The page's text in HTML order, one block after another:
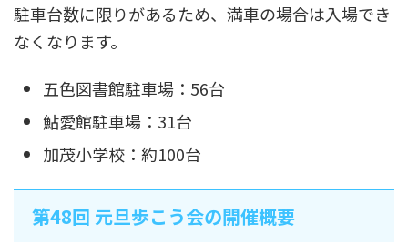
駐車台数に限りがあるため、満車の場合は入場でき
なくなります。
五色図書館駐車場：56台
鮎愛館駐車場：31台
加茂小学校：約100台
第48回 元旦歩こう会の開催概要